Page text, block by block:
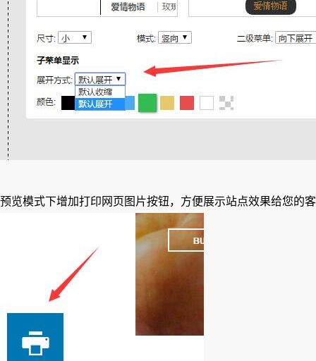
预览模式下增加打印网页图片按钮，方便展示站点效果给您的